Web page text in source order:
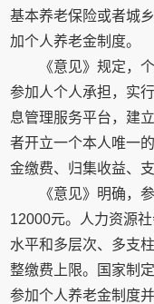
基本养老保险或者城
加个人养老金制度。
《意见》规定，
参加人个人承担，实
息管理服务平台，建
者开立一个本人唯一
金缴费、归集收益、
《意见》明确，
12000元。人力资源
水平和多层次、多支
整缴费上限。国家制
参加个人养老金制度